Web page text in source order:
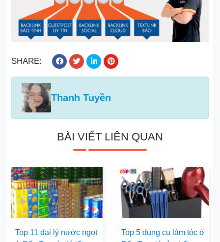
SHARE:
Thanh Tuyền
BÀI VIẾT LIÊN QUAN
Top 11 đại lý nước ngọt
Top 5 dụng cụ làm tóc ở